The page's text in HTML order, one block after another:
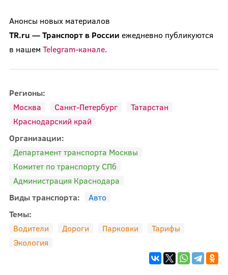
Анонсы новых материалов
TR.ru — Транспорт в России ежедневно публикуются
в нашем Telegram-канале.
Регионы:
Москва
Санкт-Петербург
Татарстан
Краснодарский край
Организации:
Департамент транспорта Москвы
Комитет по транспорту СПб
Администрация Краснодара
Виды транспорта:
Авто
Темы:
Водители
Дороги Парковки
Тарифы
Экология